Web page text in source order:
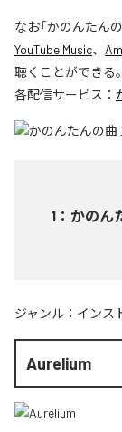
なお「かのんたんの
YouTube Music、
聴くことができる。
各配信サービス：
1 ： かのん
ジャンル： インス
Aurelium